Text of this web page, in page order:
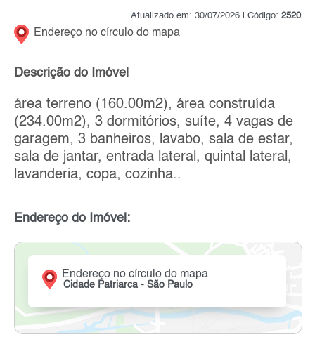
Atualizado em: 30/07/2026 | Código: 2520
Endereço no círculo do mapa
Descrição do Imóvel
área terreno (160.00m2), área construída
(234.00m2), 3 dormitórios, suíte, 4 vagas de
garagem, 3 banheiros, lavabo, sala de estar,
sala de jantar, entrada lateral, quintal lateral,
lavanderia, copa, cozinha..
Endereço do Imóvel:
Endereço no círculo do mapa
Cidade Patriarca - São Paulo